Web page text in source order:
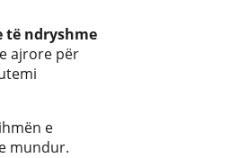
të ndryshme
ajrore për
e
mundur.